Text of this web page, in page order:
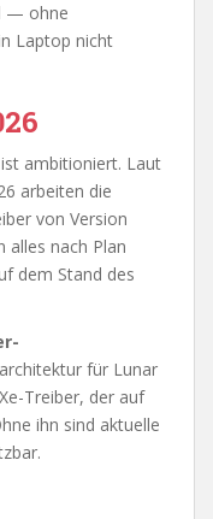
— ohne
Laptop nicht
ambitioniert. Laut
arbeiten die
von Version
alles nach Plan
dem Stand des
für Lunar
Treiber, der auf
ihn sind aktuelle